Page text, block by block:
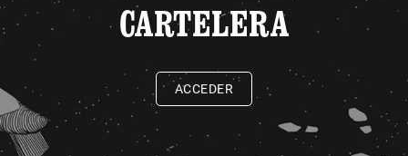
CARTELERA
ACCEDER